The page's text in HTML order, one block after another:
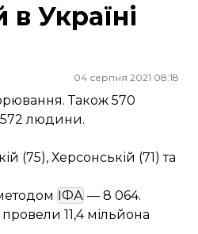
Україні
04 серпня 2021 08:18
Також 570
572 людини.
(75), Херсонській (71) та
ІФА — 8 064.
11,4 мільйона